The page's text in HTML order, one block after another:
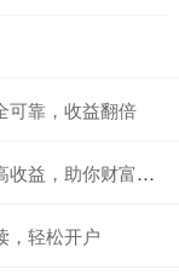
可靠，收益翻倍
，助你财富增值
，轻松开户